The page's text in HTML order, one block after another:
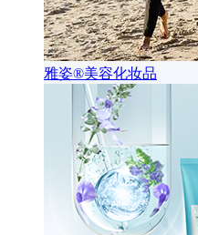
雅姿®美容化妆品